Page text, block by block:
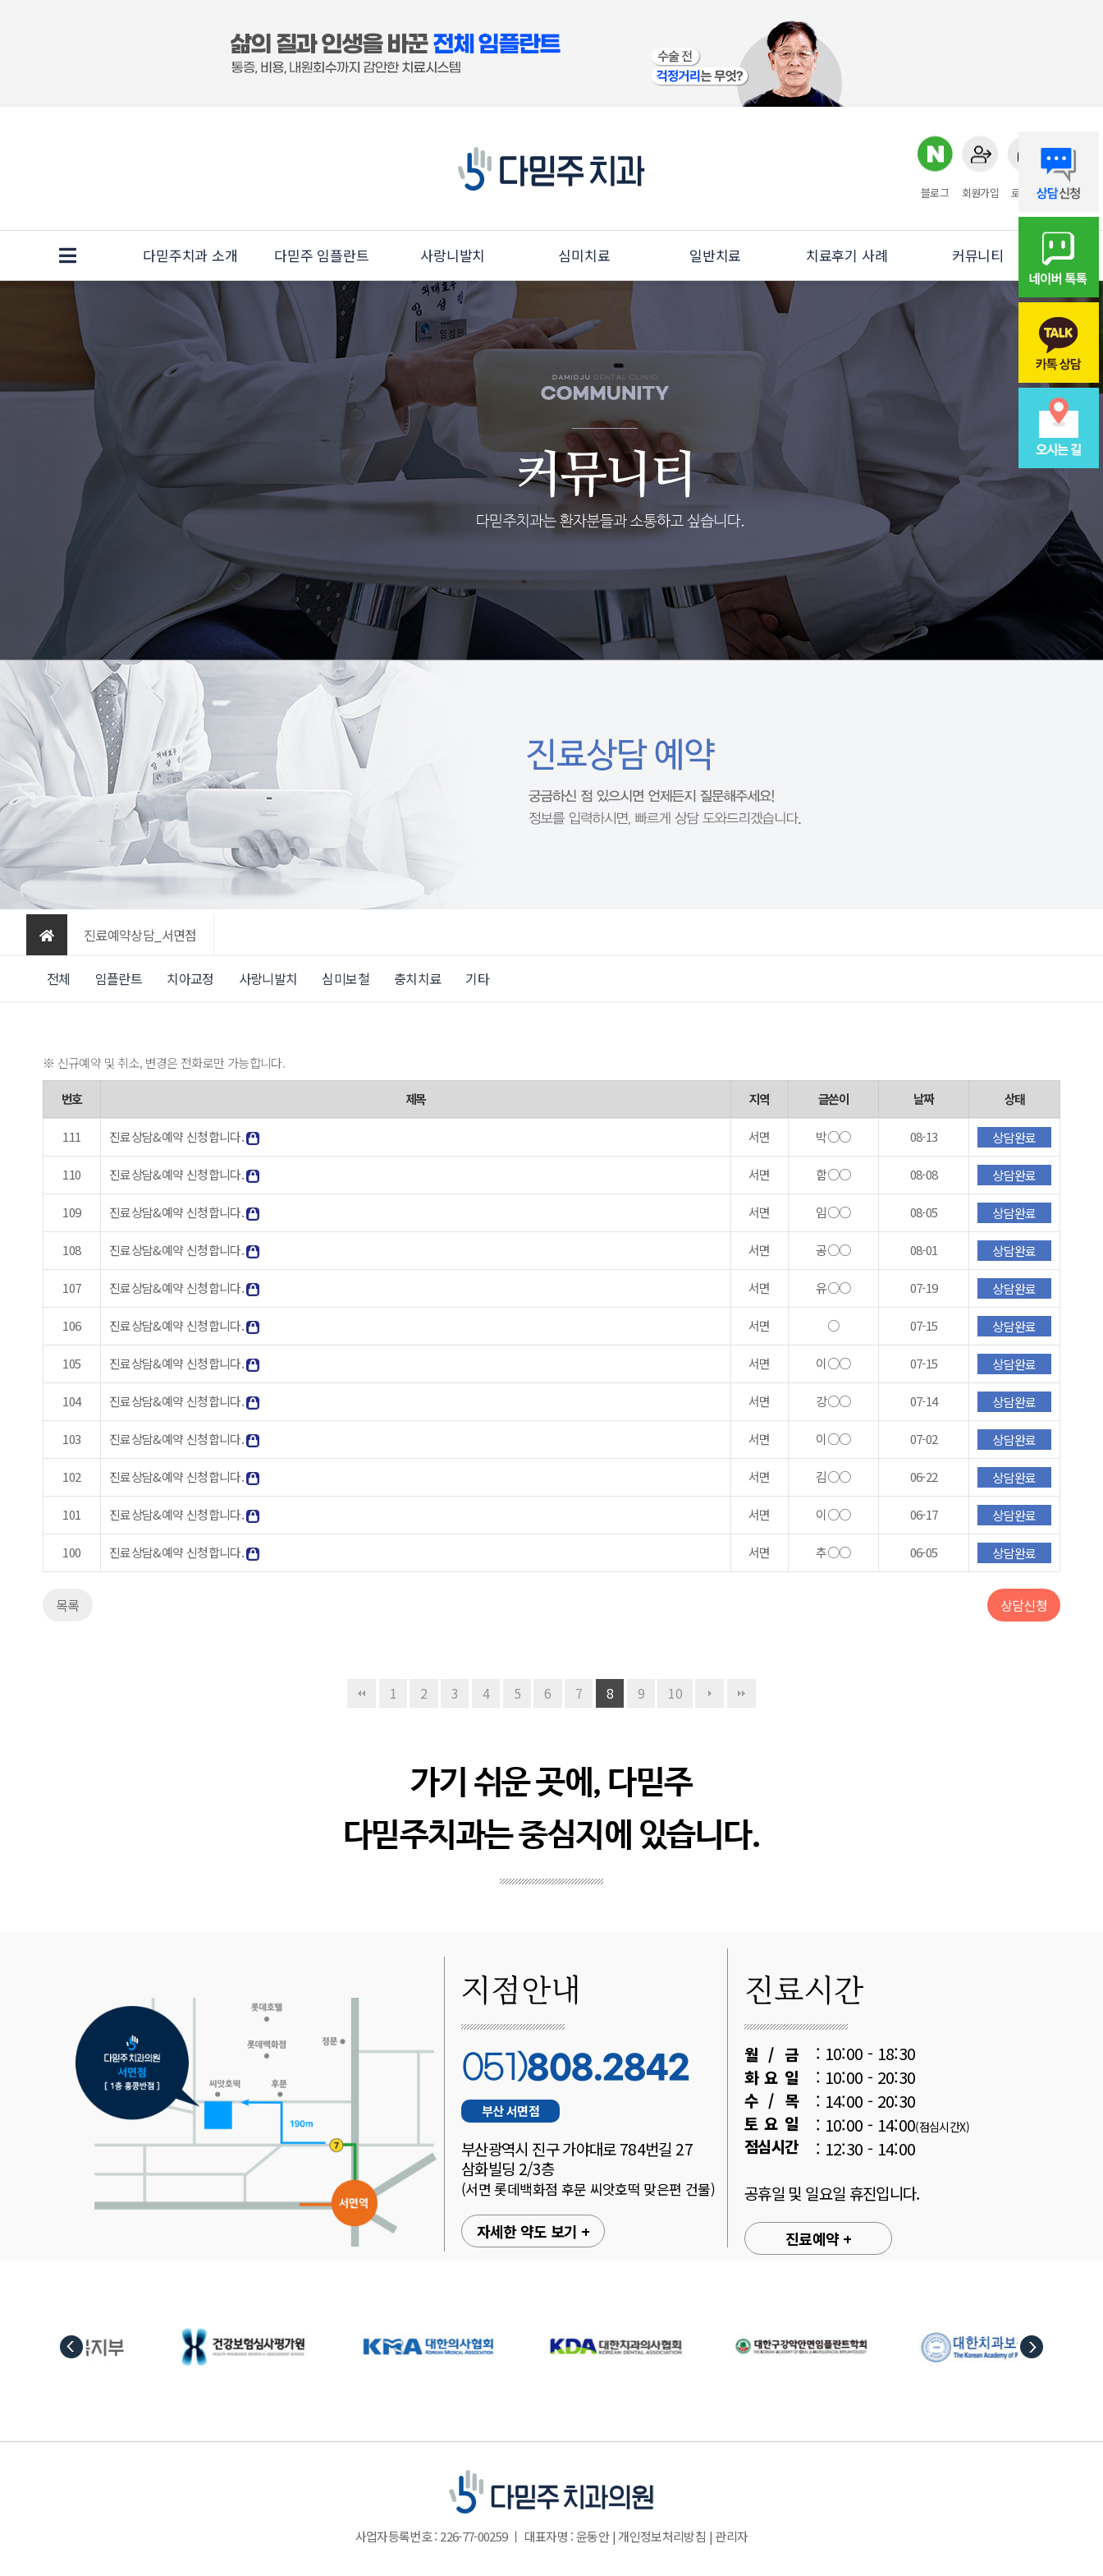
블로그 회원가입 로그인
다믿주치과 소개 다믿주 임플란트 사랑니발치 심미치료 일반치료 치료후기 사례 커뮤니티
진료예약상담_서면점
전체 임플란트 치아교정 사랑니발치 심미보철 충치치료 기타
※ 신규예약 및 취소, 변경은 전화로만 가능합니다.
번호 제목 지역 글쓴이 날짜 상태
111 진료상담&예약 신청합니다. 서면 박○○ 08-13 상담완료
110 진료상담&예약 신청합니다. 서면 함○○ 08-08 상담완료
109 진료상담&예약 신청합니다. 서면 임○○ 08-05 상담완료
108 진료상담&예약 신청합니다. 서면 공○○ 08-01 상담완료
107 진료상담&예약 신청합니다. 서면 유○○ 07-19 상담완료
106 진료상담&예약 신청합니다. 서면 ○ 07-15 상담완료
105 진료상담&예약 신청합니다. 서면 이○○ 07-15 상담완료
104 진료상담&예약 신청합니다. 서면 강○○ 07-14 상담완료
103 진료상담&예약 신청합니다. 서면 이○○ 07-02 상담완료
102 진료상담&예약 신청합니다. 서면 김○○ 06-22 상담완료
101 진료상담&예약 신청합니다. 서면 이○○ 06-17 상담완료
100 진료상담&예약 신청합니다. 서면 추○○ 06-05 상담완료
목록 상담신청
1 2 3 4 5 6 7 8 9 10
가기 쉬운 곳에, 다믿주
다믿주치과는 중심지에 있습니다.
지점안내
051)808.2842
부산 서면점
부산광역시 진구 가야대로 784번길 27
삼화빌딩 2/3층
(서면 롯데백화점 후문 씨앗호떡 맞은편 건물)
자세한 약도 보기 +
진료시간
월 / 금
화 요 일
수 / 목
토 요 일
점심시간
: 10:00 - 18:30
: 10:00 - 20:30
: 14:00 - 20:30
: 10:00 - 14:00(점심시간X)
: 12:30 - 14:00
공휴일 및 일요일 휴진입니다.
진료예약 +
Next
사업자등록번호 : 226-77-00259 ㅣ 대표자명 : 윤동안 | 개인정보처리방침 | 관리자